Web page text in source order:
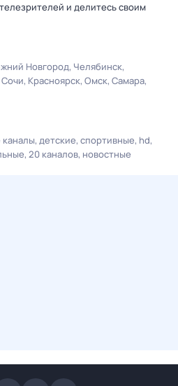
и делитесь своим
Новгород Челябинск
Сочи Красноярск Омск Самара
детские спортивные hd
20 каналов новостные